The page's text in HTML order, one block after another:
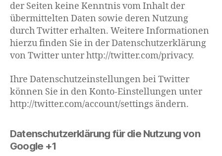
der Seiten keine Kenntnis vom Inhalt der
übermittelten Daten sowie deren Nutzung
durch Twitter erhalten. Weitere Informationen
hierzu finden Sie in der Datenschutzerklärung
von Twitter unter http://twitter.com/privacy.
Ihre Datenschutzeinstellungen bei Twitter
können Sie in den Konto-Einstellungen unter
http://twitter.com/account/settings ändern.
Datenschutzerklärung für die Nutzung von
Google +1